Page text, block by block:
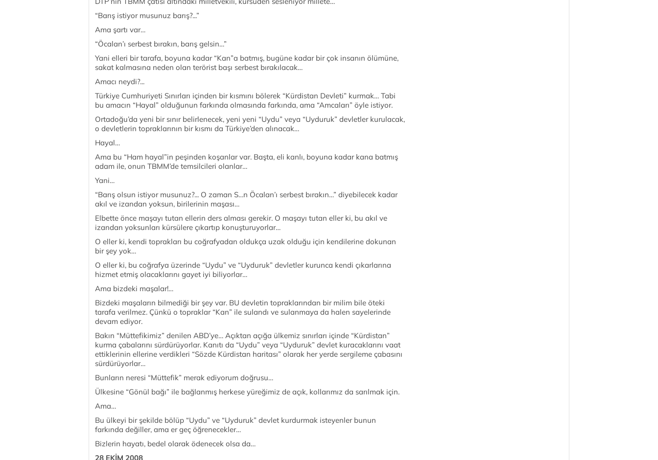
“Barış istiyor musunuz barış?...”
Ama şartı var…
“Öcalan’ı serbest bırakın, barış gelsin…”
Yani elleri bir tarafa, boyuna kadar “Kan”a batmış, bugüne kadar bir çok insanın ölümüne,
sakat kalmasına neden olan terörist başı serbest bırakılacak…
Amacı neydi?...
Türkiye Cumhuriyeti Sınırları içinden bir kısmını bölerek “Kürdistan Devleti” kurmak… Tabi
bu amacın “Hayal” olduğunun farkında olmasında farkında, ama “Amcaları” öyle istiyor.
Ortadoğu’da yeni bir sınır belirlenecek, yeni yeni “Uydu” veya “Uyduruk” devletler kurulacak,
o devletlerin topraklarının bir kısmı da Türkiye’den alınacak…
Hayal…
Ama bu “Ham hayal”in peşinden koşanlar var. Başta, eli kanlı, boyuna kadar kana batmış
adam ile, onun TBMM’de temsilcileri olanlar…
Yani…
“Barış olsun istiyor musunuz?... O zaman S…n Öcalan’ı serbest bırakın…” diyebilecek kadar
akıl ve izandan yoksun, birilerinin maşası…
Elbette önce maşayı tutan ellerin ders alması gerekir. O maşayı tutan eller ki, bu akıl ve
izandan yoksunları kürsülere çıkartıp konuşturuyorlar…
O eller ki, kendi toprakları bu coğrafyadan oldukça uzak olduğu için kendilerine dokunan
bir şey yok…
O eller ki, bu coğrafya üzerinde “Uydu” ve “Uyduruk” devletler kurunca kendi çıkarlarına
hizmet etmiş olacaklarını gayet iyi biliyorlar…
Ama bizdeki maşalar!…
Bizdeki maşaların bilmediği bir şey var. BU devletin topraklarından bir milim bile öteki
tarafa verilmez. Çünkü o topraklar “Kan” ile sulandı ve sulanmaya da halen sayelerinde
devam ediyor.
Bakın “Müttefikimiz” denilen ABD’ye… Açıktan açığa ülkemiz sınırları içinde “Kürdistan”
kurma çabalarını sürdürüyorlar. Kanıtı da “Uydu” veya “Uyduruk” devlet kuracaklarını vaat
ettiklerinin ellerine verdikleri “Sözde Kürdistan haritası” olarak her yerde sergileme çabasını
sürdürüyorlar…
Bunların neresi “Müttefik” merak ediyorum doğrusu…
Ülkesine “Gönül bağı” ile bağlanmış herkese yüreğimiz de açık, kollarımız da sarılmak için.
Ama…
Bu ülkeyi bir şekilde bölüp “Uydu” ve “Uyduruk” devlet kurdurmak isteyenler bunun
farkında değiller, ama er geç öğrenecekler…
Bizlerin hayatı, bedel olarak ödenecek olsa da…
28 EKİM 2008